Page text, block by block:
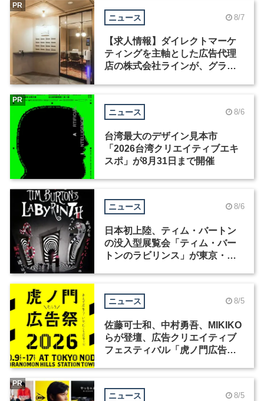
ニュース 8/7
【求人情報】ダイレクトマーケ
ティングを主軸とした広告代理
店の株式会社ラインが、グラフ
PR
ニュース 8/6
台湾最大のデザイン見本市
「2026台湾クリエイティブエキ
スポ」が8月31日まで開催
PR
ニュース 8/6
日本初上陸、ティム・バートン
の没入型展覧会「ティム・バー
トンのラビリンス」が東京・豊
ニュース 8/5
佐藤可士和、中村勇吾、MIKIKO
らが登壇、広告クリエイティブ
フェスティバル「虎ノ門広告
ニュース 8/5
PR